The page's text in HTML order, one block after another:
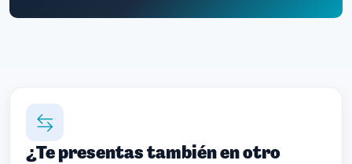
¿Te presentas también en otro